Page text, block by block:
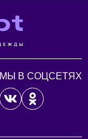
МЫ В СОЦСЕТЯХ